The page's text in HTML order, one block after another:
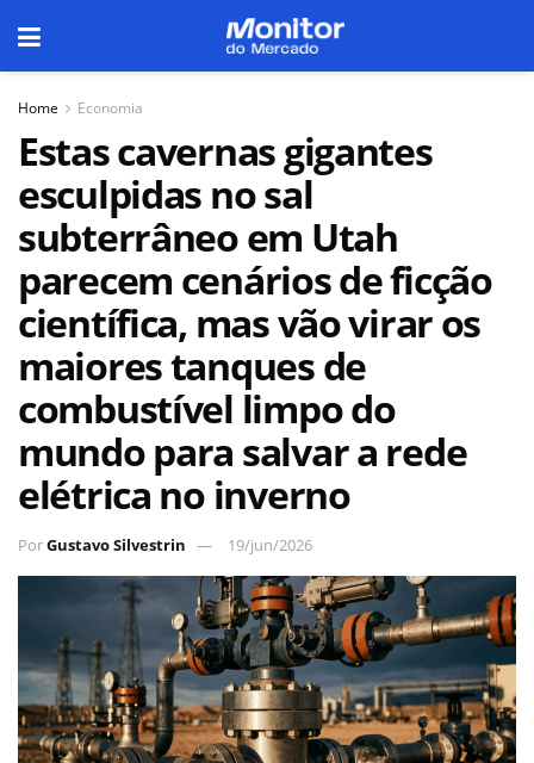
Home Economia
Estas cavernas gigantes
esculpidas no sal
subterrâneo em Utah
parecem cenários de ficção
científica, mas vão virar os
maiores tanques de
combustível limpo do
mundo para salvar a rede
elétrica no inverno
PorGustavo Silvestrin 19/jun/2026